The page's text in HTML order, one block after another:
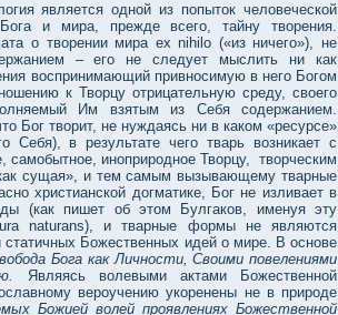
является одной из попыток человеческой
и мира, прежде всего, тайну творения.
о творении мира ex nihilo («из ничего»), не
– его не следует мыслить ни как
воспринимающий привносимую в него Богом
к Творцу отрицательную среду, своего
Им взятым из Себя содержанием.
Бог творит, не нуждаясь ни в каком «ресурсе»
Себя), в результате чего тварь возникает с
самобытное, иноприродное Творцу, творческим
сущая», и тем самым вызывающему тварные
христианской догматике, Бог не изливает в
(как пишет об этом Булгаков, именуя эту
naturans), и тварные формы не являются
Божественных идей о мире. В основе
Бога как Личности, Своими повелениями
Являясь волевыми актами Божественной
вероучению укоренены не в природе
Божией волей проявлениях Божественной